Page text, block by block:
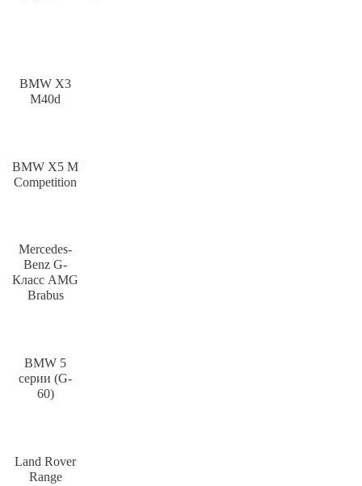
BMW X3
M40d
BMW X5 M
Competition
Mercedes-
Benz G-
Класс AMG
Brabus
BMW 5
серии (G-
60)
Land Rover
Range